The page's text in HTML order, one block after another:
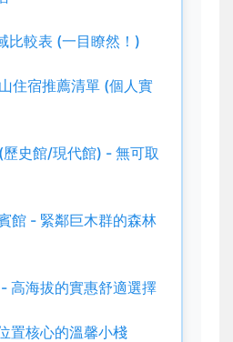
比較表 (一目瞭然！)
住宿推薦清單 (個人實
歷史館/現代館) - 無可取
館 - 緊鄰巨木群的森林
高海拔的實惠舒適選擇
置核心的溫馨小棧